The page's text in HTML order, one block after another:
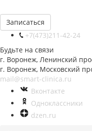
Записаться
+7(473)211-42-24
Будьте на связи
г. Воронеж, Ленинский
г. Воронеж, Московский
mail@smart-clinica.ru
Вконтакте
Одноклассники
dzen.ru